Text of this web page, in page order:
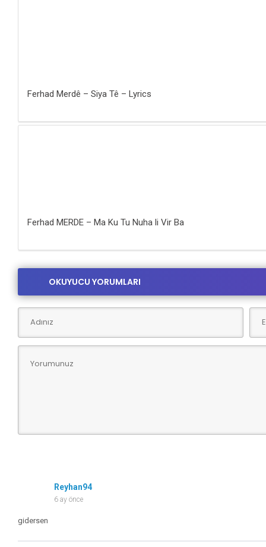
Ferhad Merdê – Siya Tê – Lyrics
Ferhad MERDE – Ma Ku Tu Nuha li Vir Ba
OKUYUCU YORUMLARI
Reyhan94
6 ay önce
gidersen